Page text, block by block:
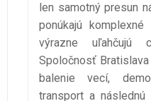
len samotný presun
ponúkajú
výrazne uľahčujú
Spoločnosť
balenie vecí,
transport a